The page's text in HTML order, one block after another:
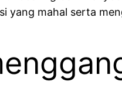
yang mahal serta